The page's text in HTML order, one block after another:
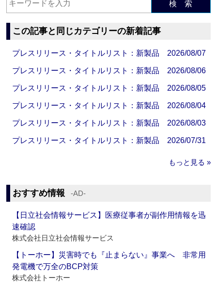
検 索
この記事と同じカテゴリーの新着記事
プレスリリース・タイトルリスト：新製品 2026/08/07
プレスリリース・タイトルリスト：新製品 2026/08/06
プレスリリース・タイトルリスト：新製品 2026/08/05
プレスリリース・タイトルリスト：新製品 2026/08/04
プレスリリース・タイトルリスト：新製品 2026/08/03
プレスリリース・タイトルリスト：新製品 2026/07/31
もっと見る »
おすすめ情報 ‐AD‐
【日立社会情報サービス】医療従事者が副作用情報を迅
速確認
株式会社日立社会情報サービス
【トーホー】災害時でも『止まらない』事業へ 非常用
発電機で万全のBCP対策
株式会社トーホー